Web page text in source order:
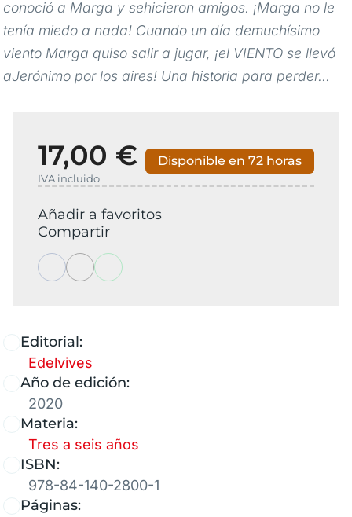
conoció a Marga y sehicieron amigos. ¡Marga no le
tenía miedo a nada! Cuando un día demuchísimo
viento Marga quiso salir a jugar, ¡el VIENTO se llevó
aJerónimo por los aires! Una historia para perder...
Editorial:
Edelvives
Año de edición:
2020
Materia:
Tres a seis años
ISBN:
978-84-140-2800-1
Páginas:
17,00 €
IVA incluido
Disponible en 72 horas
Añadir a favoritos
Compartir